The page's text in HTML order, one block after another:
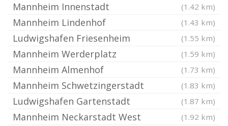
Mannheim Innenstadt (1.42 km)
Mannheim Lindenhof (1.43 km)
Ludwigshafen Friesenheim (1.55 km)
Mannheim Werderplatz (1.59 km)
Mannheim Almenhof (1.73 km)
Mannheim Schwetzingerstadt (1.83 km)
Ludwigshafen Gartenstadt (1.87 km)
Mannheim Neckarstadt West (1.92 km)